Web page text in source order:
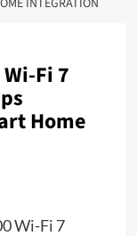
INTEGRATION
Fi 7
Home
Wi-Fi 7